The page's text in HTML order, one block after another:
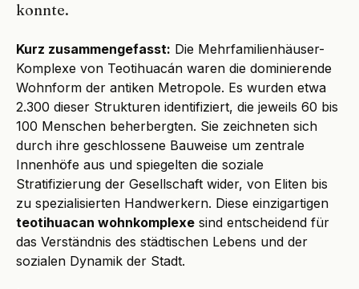
konnte.
Kurz zusammengefasst: Die Mehrfamilienhäuser-
Komplexe von Teotihuacán waren die dominierende
Wohnform der antiken Metropole. Es wurden etwa
2.300 dieser Strukturen identifiziert, die jeweils 60 bis
100 Menschen beherbergten. Sie zeichneten sich
durch ihre geschlossene Bauweise um zentrale
Innenhöfe aus und spiegelten die soziale
Stratifizierung der Gesellschaft wider, von Eliten bis
zu spezialisierten Handwerkern. Diese einzigartigen
teotihuacan wohnkomplexe sind entscheidend für
das Verständnis des städtischen Lebens und der
sozialen Dynamik der Stadt.